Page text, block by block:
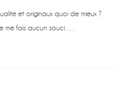
et originaux quoi de mieux ?
me fais aucun souci….